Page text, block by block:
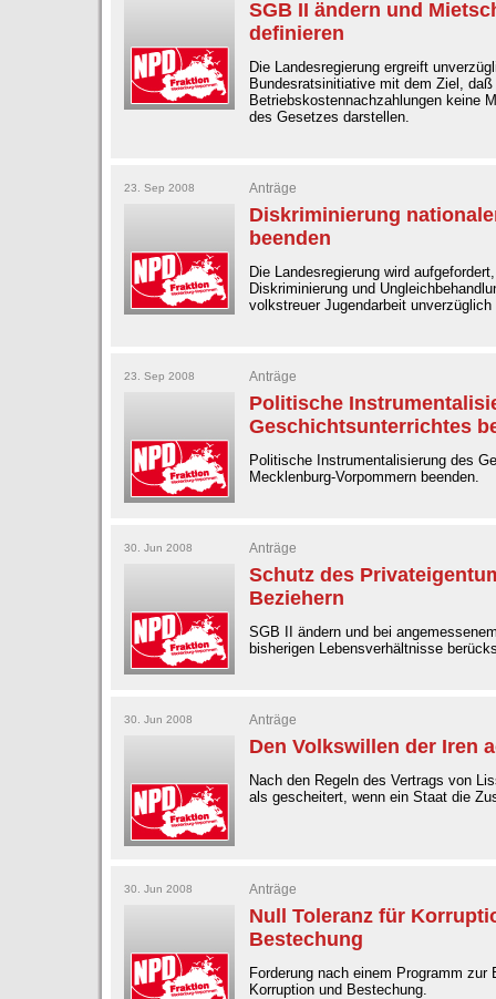
SGB II ändern und
definieren
Die Landesregierung ergreift
Bundesratsinitiative mit dem Ziel, daß
Betriebskostennachzahlungen keine
des Gesetzes darstellen.
23. Sep 2008 Anträge
Diskriminierung
beenden
Die Landesregierung wird
Diskriminierung und
volkstreuer Jugendarbeit unverzüglich
23. Sep 2008 Anträge
Politische
Geschichtsunterrichtes
Politische Instrumentalisierung des
Mecklenburg-Vorpommern beenden.
30. Jun 2008 Anträge
Schutz des
Beziehern
SGB II ändern und bei
bisherigen Lebensverhältnisse
30. Jun 2008 Anträge
Den Volkswillen der Iren
Nach den Regeln des Vertrags von
als gescheitert, wenn ein Staat die
30. Jun 2008 Anträge
Null Toleranz für
Bestechung
Forderung nach einem Programm zur
Korruption und Bestechung.